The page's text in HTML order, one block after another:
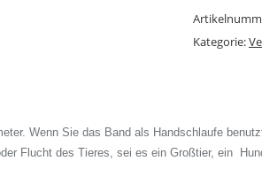
Kategorie:
Wenn Sie das Band als Handschlaufe
Flucht des Tieres, sei es ein Großtier, ein